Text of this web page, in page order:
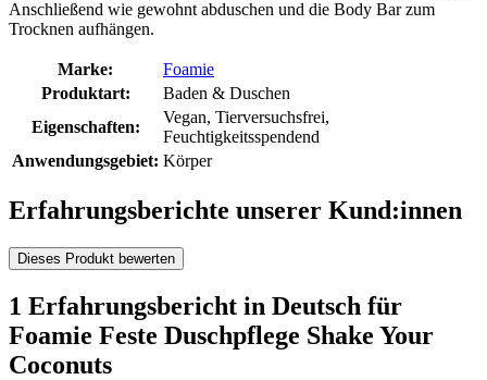
Anschließend wie gewohnt abduschen und die Body Bar zum
Trocknen aufhängen.
Marke:
Foamie
Produktart:
Baden & Duschen
Eigenschaften:
Vegan, Tierversuchsfrei,
Feuchtigkeitsspendend
Anwendungsgebiet: Körper
Erfahrungsberichte unserer Kund:innen
Dieses Produkt bewerten
1 Erfahrungsbericht in Deutsch für
Foamie Feste Duschpflege Shake Your
Coconuts